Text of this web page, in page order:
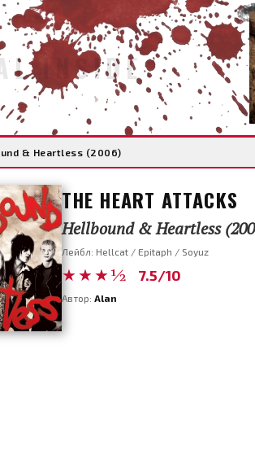
INSIDE
& Heartless (2006)
THE HEART ATTACKS
Hellbound & Heartless
Лейбл: Hellcat / Epitaph / Soyuz
★★★½ 7.5/10
Автор: Alan